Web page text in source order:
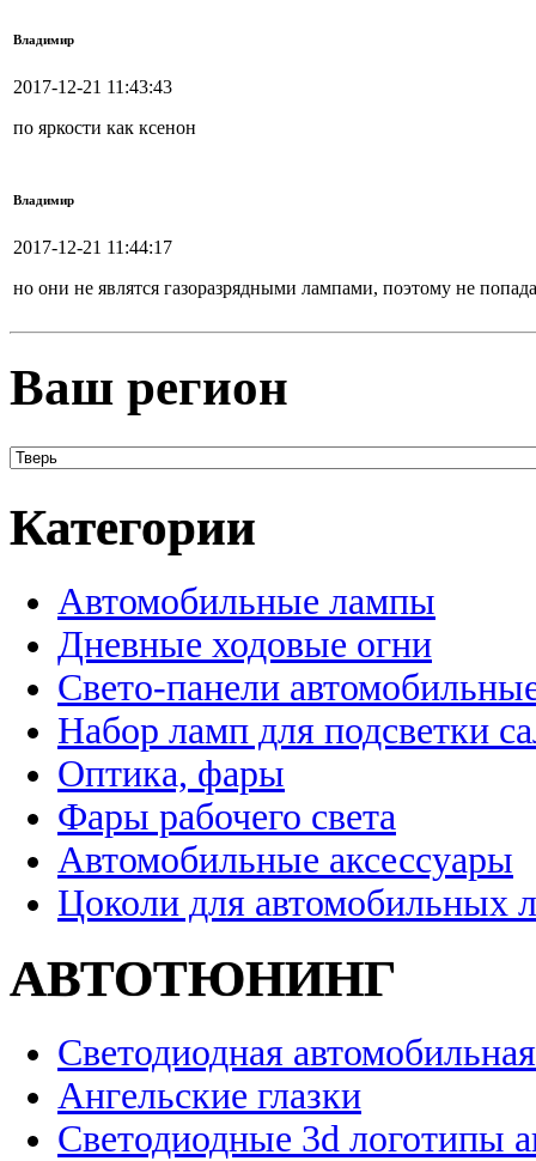
Владимир
2017-12-21 11:43:43
по яркости как ксенон
Владимир
2017-12-21 11:44:17
но они не являтся газоразрядными лампами, поэтому не
Ваш регион
Категории
Автомобильные лампы
Дневные ходовые огни
Свето-панели
Набор ламп для подсветки
Оптика, фары
Фары рабочего света
Автомобильные аксессуары
Цоколи для автомобильных
АВТОТЮНИНГ
Светодиодная
Ангельские глазки
Светодиодные 3d логотипы